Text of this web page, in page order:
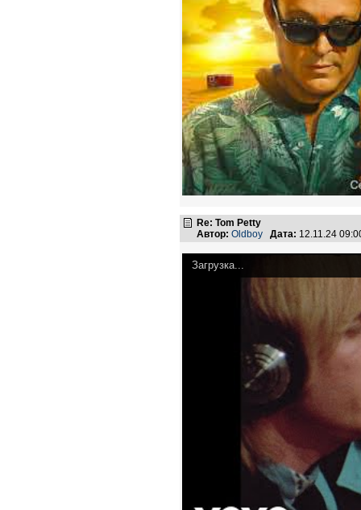
Re: Tom Petty
Автор: Oldboy Дата: 12.11.24
Загрузка...